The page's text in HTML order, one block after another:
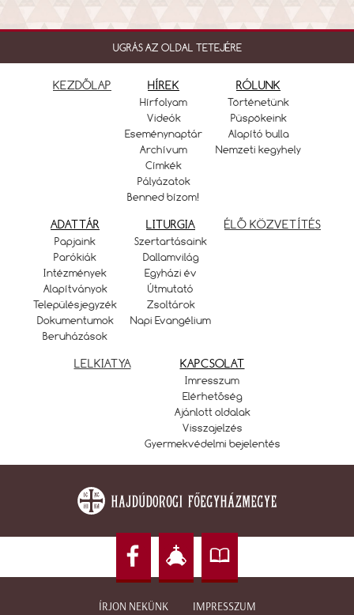
UGRÁS AZ OLDAL TETEJÉRE
KEZDŐLAP HÍREK
Hírfolyam
Videók
Eseménynaptár
Archívum
Címkék
Pályázatok
Benned bízom!
RÓLUNK
Történetünk
Püspökeink
Alapító bulla
Nemzeti kegyhely
ADATTÁR
Papjaink
Parókiák
Intézmények
Alapítványok
Településjegyzék
Dokumentumok
Beruházások
LITURGIA
Szertartásaink
Dallamvilág
Egyházi év
Útmutató
Zsoltárok
Napi Evangélium
ÉLŐ KÖZVETÍTÉS
LELKIATYA KAPCSOLAT
Imresszum
Elérhetőség
Ajánlott oldalak
Visszajelzés
Gyermekvédelmi bejelentés
ÍRJON NEKÜNK IMPRESSZUM